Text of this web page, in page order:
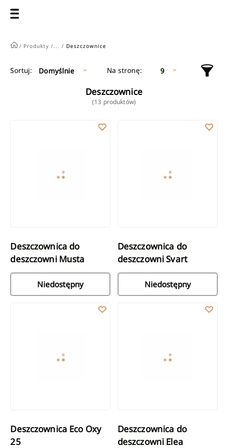
/ Produkty / ... / Deszczownice
Sortuj: Domyślnie Na stronę: 9
Deszczownice
(13 produktów)
Deszczownica do deszczowni Musta
Deszczownica do
deszczowni Musta
Niedostępny
Deszczownica do deszczowni
Deszczownica do
deszczowni Svart
Niedostępny
Deszczownica Eco Oxy
25
Deszczownica do deszczowni
Deszczownica do
deszczowni Elea